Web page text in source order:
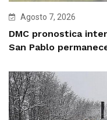
Agosto 7, 2026
DMC pronostica
San Pablo